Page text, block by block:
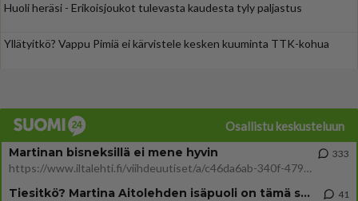
Huoli heräsi - Erikoisjoukot tulevasta kaudesta tyly paljastus
Yllätyitkö? Vappu Pimiä ei kärvistele kesken kuuminta TTK-kohua
Osallistu keskusteluun
Martinan bisneksillä ei mene hyvin
https://www.iltalehti.fi/viihdeuutiset/a/c46da6ab-340f-4790-aaa7-0865eed2336 Yrityksen konkurssihakemus on tullut kärä
333
Tiesitkö? Martina Aitolehden isäpuoli on tämä suosittu laulaja 41